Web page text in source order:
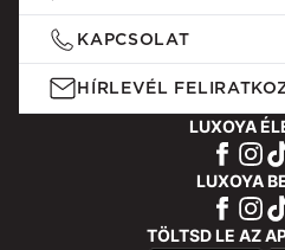
KAPCSOLAT
HÍRLEVÉL
LUXOYA
LUXOYA
TÖLTSD LE AZ